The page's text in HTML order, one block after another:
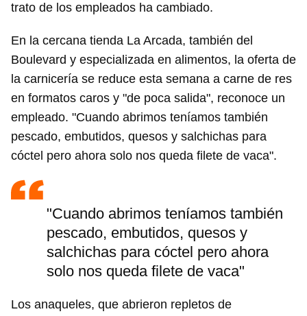
trato de los empleados ha cambiado.
En la cercana tienda La Arcada, también del
Boulevard y especializada en alimentos, la oferta de
la carnicería se reduce esta semana a carne de res
en formatos caros y "de poca salida", reconoce un
empleado. "Cuando abrimos teníamos también
pescado, embutidos, quesos y salchichas para
cóctel pero ahora solo nos queda filete de vaca".
"Cuando abrimos teníamos también
pescado, embutidos, quesos y
salchichas para cóctel pero ahora
solo nos queda filete de vaca"
Los anaqueles, que abrieron repletos de